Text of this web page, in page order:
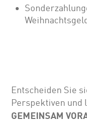
Entscheiden Sie
Perspektiven und
GEMEINSAM